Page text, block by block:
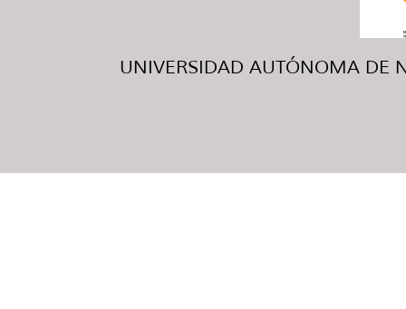
UNIVERSIDAD AUTÓNOMA DE